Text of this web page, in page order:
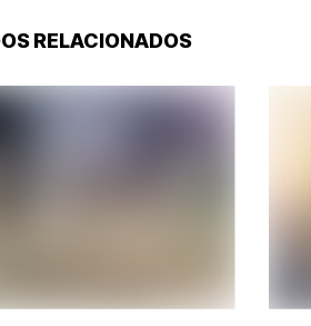
RELACIONADOS